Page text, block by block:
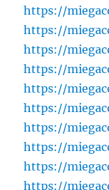
https://
https://
https://
https://
https://
https://
https://
https://
https://
https://